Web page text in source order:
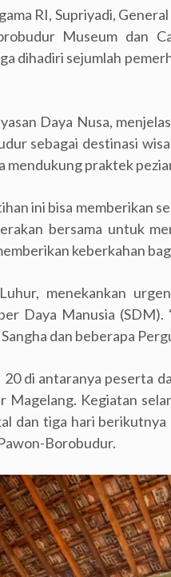
RI, Supriyadi,
Museum dan
dihadiri sejumlah
Daya Nusa,
sebagai destinasi
mendukung praktek
ini bisa memberikan
bersama untuk
keberkahan
menekankan
Daya Manusia
dan beberapa
di antaranya peserta
Kegiatan
dan tiga hari
Borobudur.